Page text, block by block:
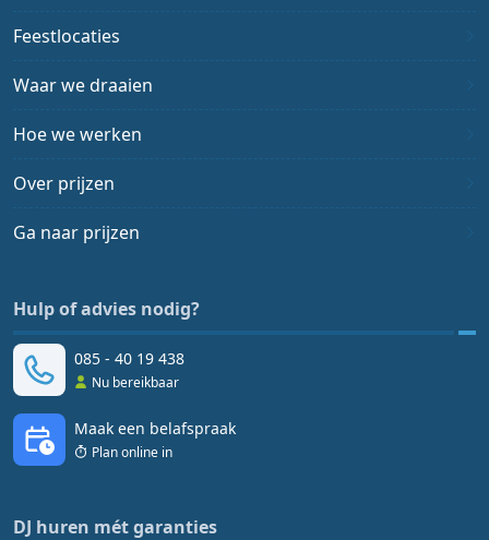
Feestlocaties
Waar we draaien
Hoe we werken
Over prijzen
Ga naar prijzen
Hulp of advies nodig?
085 - 40 19 438
Nu bereikbaar
Maak een belafspraak
Plan online in
DJ huren mét garanties